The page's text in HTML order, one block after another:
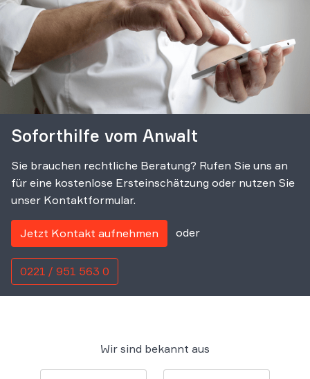
Soforthilfe vom Anwalt
Sie brauchen rechtliche Beratung? Rufen Sie uns an
für eine kostenlose Ersteinschätzung oder nutzen Sie
unser Kontaktformular.
Jetzt Kontakt aufnehmen oder
0221 / 951 563 0
Wir sind bekannt aus